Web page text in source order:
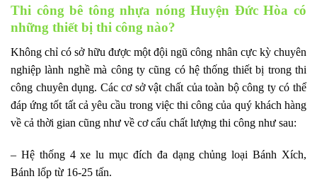
Thi công bê tông nhựa nóng Huyện Đức Hòa có
những thiết bị thi công nào?
Không chỉ có sở hữu được một đội ngũ công nhân cực kỳ chuyên
nghiệp lành nghề mà công ty cũng có hệ thống thiết bị trong thi
công chuyên dụng. Các cơ sở vật chất của toàn bộ công ty có thể
đáp ứng tốt tất cả yêu cầu trong việc thi công của quý khách hàng
về cả thời gian cũng như về cơ cấu chất lượng thi công như sau:
– Hệ thống 4 xe lu mục đích đa dạng chủng loại Bánh Xích,
Bánh lốp từ 16-25 tấn.